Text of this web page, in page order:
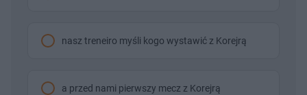
nasz treneiro myśli kogo wystawić z Korejrą
a przed nami pierwszy mecz z Korejrą